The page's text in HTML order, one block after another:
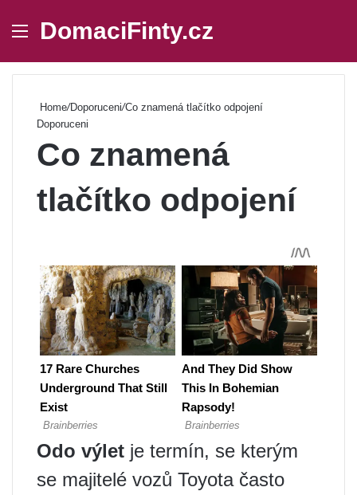
Menu
DomaciFinty.cz
Home/Doporuceni/Co znamená tlačítko odpojení
Doporuceni
Co znamená
tlačítko odpojení
Odo výlet je termín, se kterým
se majitelé vozů Toyota často